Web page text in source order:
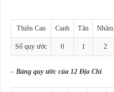
Thiên Can Canh Tân Nhâm
Số quy ước 0 1 2
–Bảng quy ước của 12 Địa Chi